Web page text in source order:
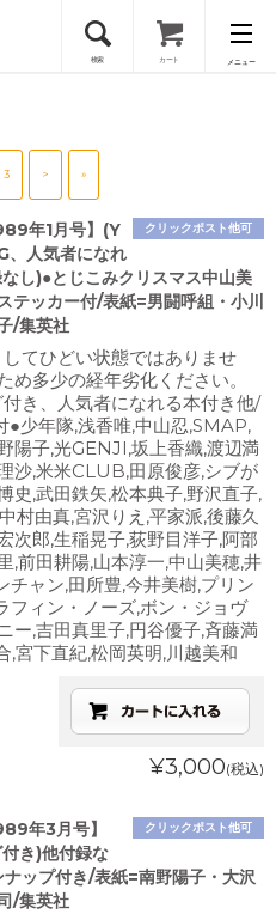
検索 カート メニュー
3 > »
クリックポスト他可
年1月号】(Y
人気者になれ
し)●とじこみクリスマス中山美
テッカー付/表紙=男闘呼組・小川
/集英社
てひどい状態ではありませ
め多少の経年劣化ください。
き、人気者になれる本付き他/
少年隊,浅香唯,中山忍,SMAP,
陽子,光GENJI,坂上香織,渡辺満
沙,米米CLUB,田原俊彦,シブが
史,武田鉄矢,松本典子,野沢直子,
村由真,宮沢りえ,平家派,後藤久
次郎,生稲晃子,荻野目洋子,阿部
,前田耕陽,山本淳一,中山美穂,井
ャン,田所豊,今井美樹,プリン
フィン・ノーズ,ボン・ジョヴ
ー,吉田真里子,円谷優子,斉藤満
宮下直紀,松岡英明,川越美和
¥3,000(税込)
クリックポスト他可
年3月号】
き)他付録な
ップ付き/表紙=南野陽子・大沢
/集英社